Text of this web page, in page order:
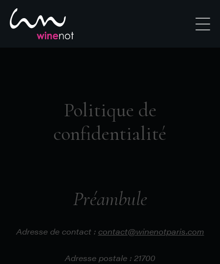
Politique de
confidentialité
Préambule
Adresse de contact: contact@winenotparis.com
Adresse postale : 21700